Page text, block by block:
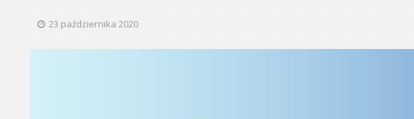
23 października 2020